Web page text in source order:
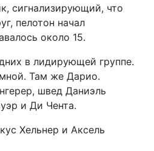
сигнализирующий, что
пелотон начал
около 15.
в лидирующей группе.
Там же Дарио.
швед Даниэль
и Ди Чента.
Хельнер и Аксель